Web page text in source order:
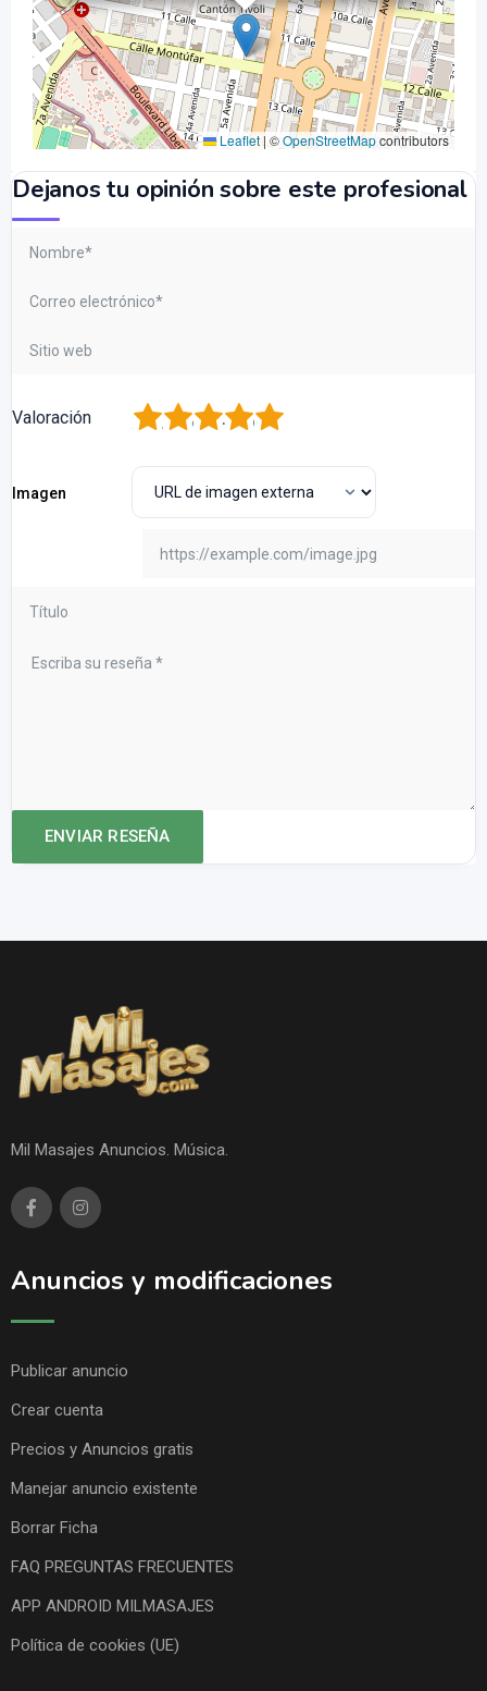
Leaflet| ©OpenStreetMapcontributors
Dejanos tu opinión sobre este profesional
Valoración 5
4
3
2
Imagen
Mil Masajes Anuncios. Música.
Anuncios y modificaciones
Publicar anuncio
Crear cuenta
Precios y Anuncios gratis
Manejar anuncio existente
Borrar Ficha
FAQ PREGUNTAS FRECUENTES
APP ANDROID MILMASAJES
Política de cookies (UE)